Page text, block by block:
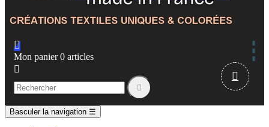

Mon panier 0 articles



Basculer la navigation ☰